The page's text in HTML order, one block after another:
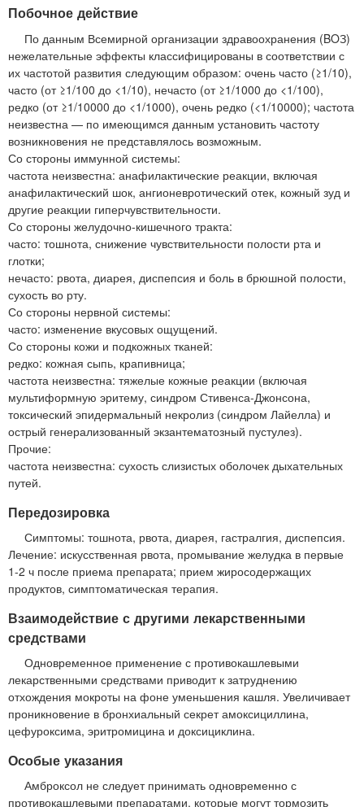
Побочное действие
По данным Всемирной организации здравоохранения (BOЗ)
нежелательные эффекты классифицированы в соответствии с
их частотой развития следующим образом: очень часто (≥1/10),
часто (от ≥1/100 до <1/10), нечасто (от ≥1/1000 до <1/100),
редко (от ≥1/10000 до <1/1000), очень редко (<1/10000); частота
неизвестна — по имеющимся данным установить частоту
возникновения не представлялось возможным.
Со стороны иммунной системы:
частота неизвестна: анафилактические реакции, включая
анафилактический шок, ангионевротический отек, кожный зуд и
другие реакции гиперчувствительности.
Со стороны желудочно-кишечного тракта:
часто: тошнота, снижение чувствительности полости рта и
глотки;
нечасто: рвота, диарея, диспепсия и боль в брюшной полости,
сухость во рту.
Со стороны нервной системы:
часто: изменение вкусовых ощущений.
Со стороны кожи и подкожных тканей:
редко: кожная сыпь, крапивница;
частота неизвестна: тяжелые кожные реакции (включая
мультиформную эритему, синдром Стивенса-Джонсона,
токсический эпидермальный некролиз (синдром Лайелла) и
острый генерализованный экзантематозный пустулез).
Прочие:
частота неизвестна: сухость слизистых оболочек дыхательных
путей.
Передозировка
Симптомы: тошнота, рвота, диарея, гастралгия, диспепсия.
Лечение: искусственная рвота, промывание желудка в первые
1-2 ч после приема препарата; прием жиросодержащих
продуктов, симптоматическая терапия.
Взаимодействие с другими лекарственными
средствами
Одновременное применение с противокашлевыми
лекарственными средствами приводит к затруднению
отхождения мокроты на фоне уменьшения кашля. Увеличивает
проникновение в бронхиальный секрет амоксициллина,
цефуроксима, эритромицина и доксициклина.
Особые указания
Амброксол не следует принимать одновременно с
противокашлевыми препаратами, которые могут тормозить